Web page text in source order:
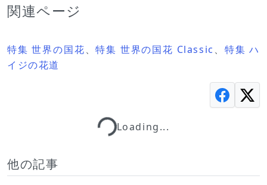
関連ページ
特集 世界の国花、特集 世界の国花 Classic 、 特集 ハ
イジの花道
Loading...Loading...
他の記事